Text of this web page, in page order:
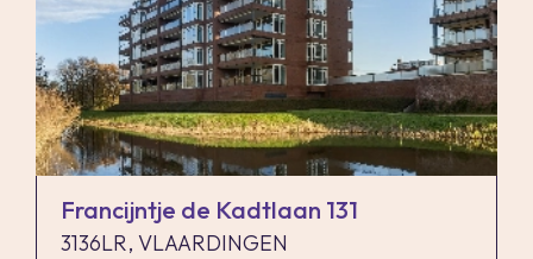
Notariskeuze en kosten
In principe ligt de notariskeuze bij de koper. Het
doorhalen van de hypothecaire inschrijving in
het kadaster moet door de verkoper betaald
worden. Zijn de kosten van één hypothecaire
doorhaling hoger dan € 400,- inclusief BTW dan
Francijntje de Kadtlaan 131
3136LR, VLAARDINGEN